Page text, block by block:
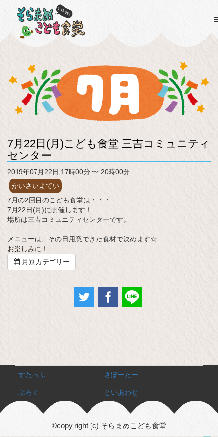
7月22日(月)こども食堂 三吉コミュニティ
センター
2019年07月22日 17時00分 〜 20時00分
かいさいよてい
7月の2回目のこども食堂は・・・
7月22日(月)に開催します！
場所は三吉コミュニティセンターです。
メニューは、その日用意できた食材で決めます☆
お楽しみに！
月別カテゴリー
すたっふ さぽーたー
ぶろぐ といあわせ
©copy right (c) そらまめこども食堂